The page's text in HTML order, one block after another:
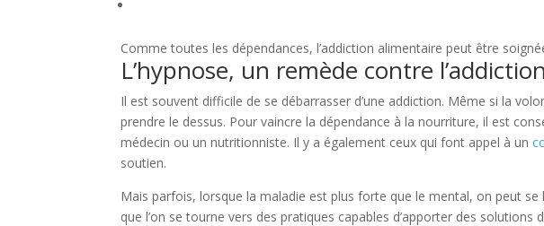
Comme toutes les dépendances, l’addiction alimentaire peut être
L’hypnose, un remède contre
Il est souvent difficile de se débarrasser d’une addiction. Même si la
prendre le dessus. Pour vaincre la dépendance à la nourriture, il est
médecin ou un nutritionniste. Il y a également ceux qui font appel à un
soutien.
Mais parfois, lorsque la maladie est plus forte que le mental, on peut se
que l’on se tourne vers des pratiques capables d’apporter des solutions